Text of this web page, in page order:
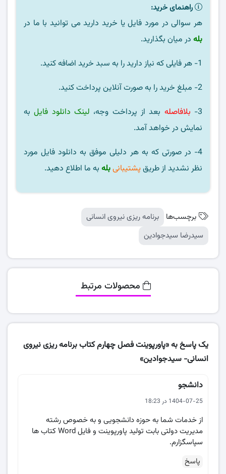
راهنمای خرید:
هر سوالی در مورد فایل یا خرید دارید می توانید با ما در
بله در میان بگذارید.
1- هر فایلی که نیاز دارید را به سبد خرید اضافه کنید.
2- مبلغ خرید را به صورت آنلاین پرداخت کنید.
3-
بلافاصله بعد از پرداخت وجه، لینک دانلود فایلبه
نمایش در خواهد آمد.
4- در صورتی که به هر دلیلی موفق به دانلود فایل مورد
نظر نشدید از طریقپشتیبانیبله به ما اطلاع دهید.
برچسب‌ها
برنامه ریزی نیروی انسانی
سیدرضا سیدجوادین
محصولات مرتبط
یک پاسخ به «پاورپوینت فصل چهارم کتاب برنامه ریزی نیروی
انسانی- سیدجوادین»
دانشجو
1404-07-25 در 18:23
از خدمات شما به حوزه دانشجویی و به خصوص رشته
مدیریت دولتی بابت تولید پاورپوینت و فایل Word کتاب ها
سپاسگزارم.
پاسخ